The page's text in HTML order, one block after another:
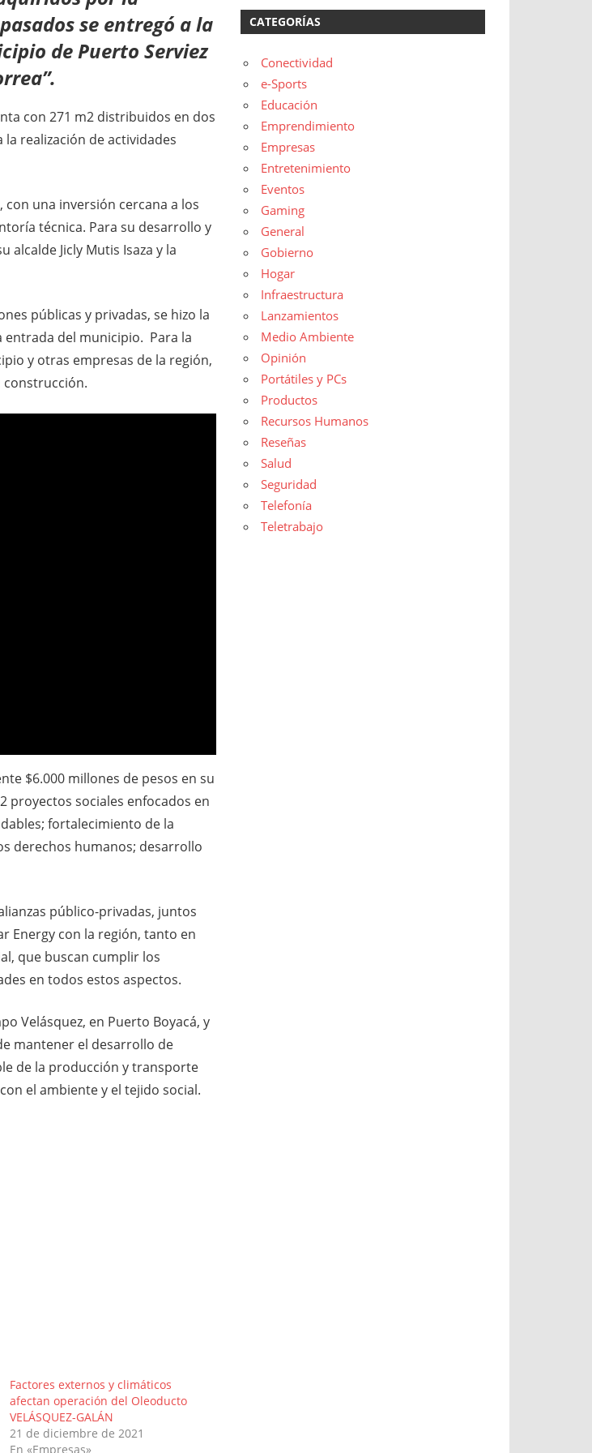
se entregó a la
de Puerto Serviez
con 271 m2 distribuidos en dos
realización de actividades
una inversión cercana a los
técnica. Para su desarrollo y
alcalde Jicly Mutis Isaza y la
públicas y privadas, se hizo la
entrada del municipio. Para la
y otras empresas de la región,
$6.000 millones de pesos en su
proyectos sociales enfocados en
fortalecimiento de la
derechos humanos; desarrollo
público-privadas, juntos
Energy con la región, tanto en
que buscan cumplir los
en todos estos aspectos.
Velásquez, en Puerto Boyacá, y
mantener el desarrollo de
de la producción y transporte
el ambiente y el tejido social.
Factores externos y climáticos
afectan operación del Oleoducto
VELÁSQUEZ-GALÁN
21 de diciembre de 2021
En «Empresas»
CATEGORÍAS
Conectividad
e-Sports
Educación
Emprendimiento
Empresas
Entretenimiento
Eventos
Gaming
General
Gobierno
Hogar
Infraestructura
Lanzamientos
Medio Ambiente
Opinión
Portátiles y PCs
Productos
Recursos Humanos
Reseñas
Salud
Seguridad
Telefonía
Teletrabajo